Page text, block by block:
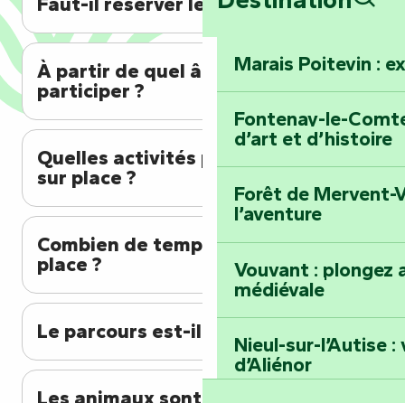
Marais Poitevin :
Fontenay-le-
d’art et d’histoire
Forêt de Mervent-
l’aventure
Vouvant : plongez
médiévale
Nieul-sur-l’Autise
d’Aliénor
À partir de quel âge peut-on
participer ?
Quelles activités peut-on faire
sur place ?
Combien de temps prévoir sur
place ?
Le parcours est-il facile ?